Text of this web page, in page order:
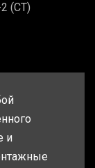
(СТ)
и